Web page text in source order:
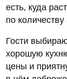
есть, куда
по
Гости
хорошую
цены и